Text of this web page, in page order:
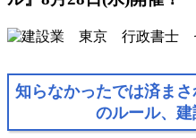
知らなかったでは済ま
のルール、